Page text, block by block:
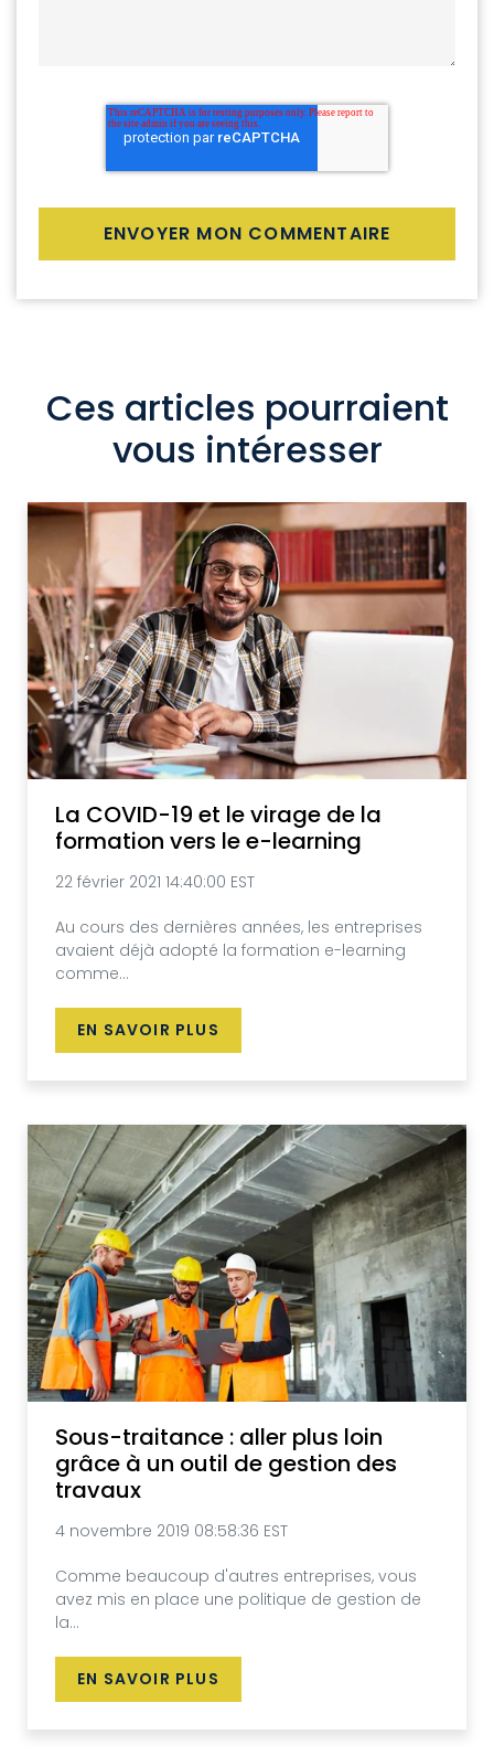
Ces articles pourraient
vous intéresser
La COVID-19 et le virage de la
formation vers le e-learning
22 février 2021 14:40:00 EST
Au cours des dernières années, les entreprises
avaient déjà adopté la formation e-learning
comme...
EN SAVOIR PLUS
Sous-traitance : aller plus loin
grâce à un outil de gestion des
travaux
4 novembre 2019 08:58:36 EST
Comme beaucoup d'autres entreprises, vous
avez mis en place une politique de gestion de
la...
EN SAVOIR PLUS